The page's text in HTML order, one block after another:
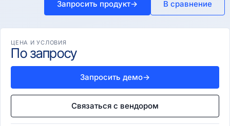
Запросить продукт→ В сравнение
ЦЕНА И УСЛОВИЯ
По запросу
Запросить демо→
Связаться с вендором